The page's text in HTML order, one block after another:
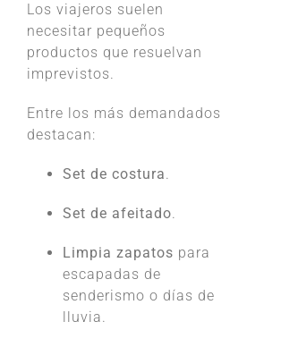
Los viajeros suelen
necesitar pequeños
productos que resuelvan
imprevistos.
Entre los más demandados
destacan:
Set de costura.
Set de afeitado.
Limpia zapatos para
escapadas de
senderismo o días de
lluvia.